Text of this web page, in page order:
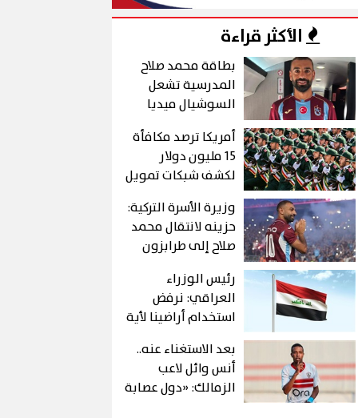
الأكثر قراءة
بطاقة محمد صلاح
المدرسية تشعل
السوشيال ميديا
أمريكا ترصد مكافأة
15 مليون دولار
لكشف شبكات تمويل
الإيراني
وزيرة الأسرة التركية:
حزينه لانتقال محمد
صلاح إلى طرابزون
لبشكتاش
رئيس الوزراء
العراقي: نرفض
استخدام أراضينا لأية
الشقيقة أو
الصديقة
بعد الاستغناء عنه..
أنس وائل لاعب
الزمالك: «دول عصابة